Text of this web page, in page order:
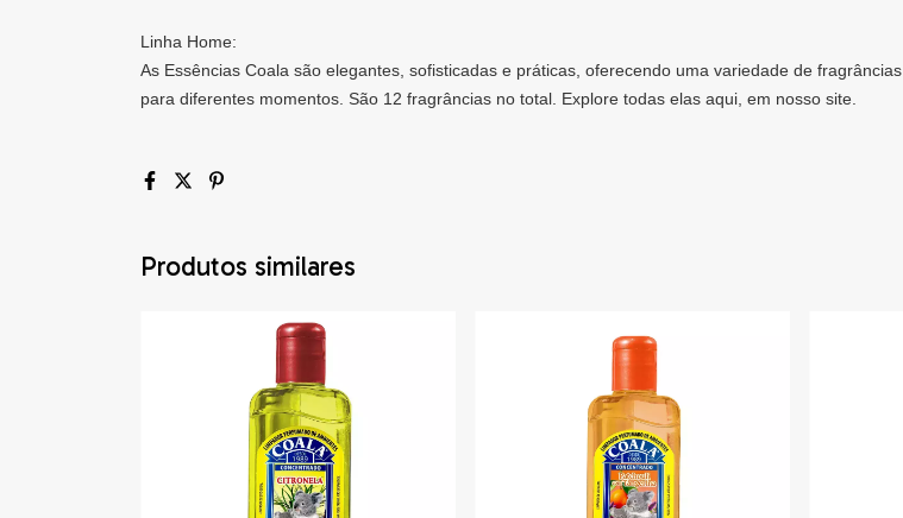
Linha Home:
As Essências Coala são elegantes, sofisticadas e práticas, oferecendo uma variedade de fragrâncias
para diferentes momentos. São 12 fragrâncias no total. Explore todas elas aqui, em nosso site.
Produtos similares